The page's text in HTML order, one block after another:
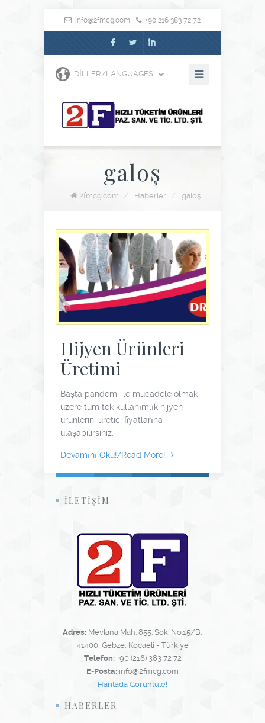
info@2fmcg.com +90 216 383 72 72
F L I
DILLER/LANGUAGES
galoş
2fmcg.com / Haberler / galoş
Hijyen Ürünleri
Üretimi
Başta pandemi ile mücadele olmak
üzere tüm tek kullanımlık hijyen
ürünlerini üretici fiyatlarına
ulaşabilirsiniz.
Devamını Oku!/Read More!
İLETİŞİM
Adres: Mevlana Mah. 855. Sok. No.15/B,
41400, Gebze, Kocaeli - Türkiye
Telefon:+90 (216) 383 72 72
E-Posta: info@2fmcg.com
Haritada Görüntüle!
HABERLER